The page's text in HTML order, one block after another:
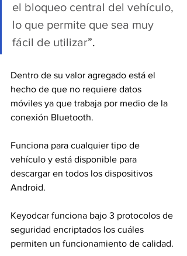
el bloqueo central del vehículo,
lo que permite que sea muy
fácil de utilizar”.
Dentro de su valor agregado está el
hecho de que no requiere datos
móviles ya que trabaja por medio de la
conexión Bluetooth.
Funciona para cualquier tipo de
vehículo y está disponible para
descargar en todos los dispositivos
Android.
Keyodcar funciona bajo 3 protocolos de
seguridad encriptados los cuáles
permiten un funcionamiento de calidad.